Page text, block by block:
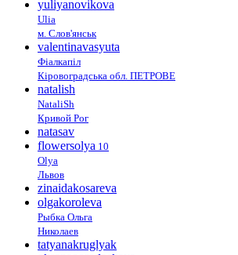
yuliyanovikova
Ulia
м. Слов'янськ
valentinavasyuta
Фіалкапіл
Кіровоградська обл. ПЕТРОВЕ
natalish
NataliSh
Кривой Рог
natasav
flowersolya 10
Olya
Львов
zinaidakosareva
olgakoroleva
Рыбка Ольга
Николаев
tatyanakruglyak